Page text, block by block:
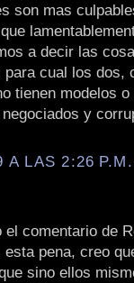
son mas
a decir las
cual los dos,
tienen modelos
y
A LAS 2:26 P.M.
comentario de
pena, creo
sino ellos